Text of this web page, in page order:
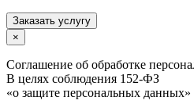
Заказать услугу
×
Соглашение об обработке
В целях соблюдения 152-ФЗ
«о защите персональных данных»